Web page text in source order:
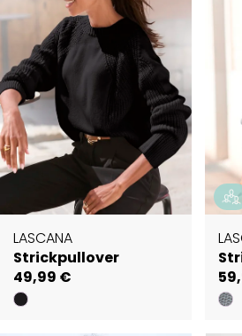
LASCANA
Strickpullover
49,99 €